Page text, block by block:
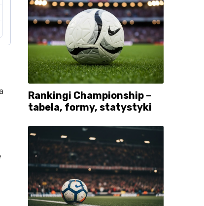
Rankingi Championship –
tabela, formy, statystyki